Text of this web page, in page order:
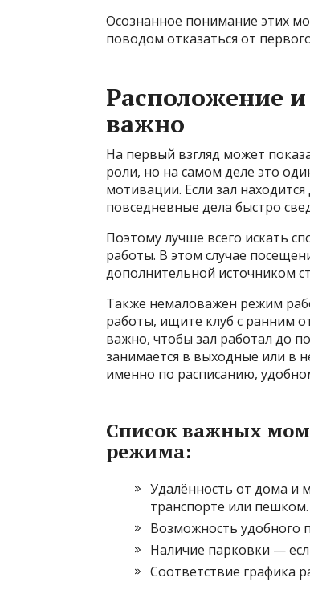
Осознанное понимание этих
поводом отказаться от
Расположение
важно
На первый взгляд может
роли, но на самом деле это
мотивации. Если зал
повседневные дела быстро
Поэтому лучше всего искать
работы. В этом случае
дополнительной источником
Также немаловажен режим
работы, ищите клуб с ранним
важно, чтобы зал работал до
занимается в выходные или в
именно по расписанию,
Список важных
режима:
Удалённость от дома и
транспорте или пешком.
Возможность удобного
Наличие парковки —
Соответствие графика